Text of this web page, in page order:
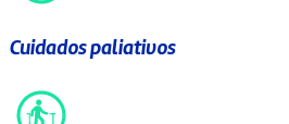
Cuidados paliativos